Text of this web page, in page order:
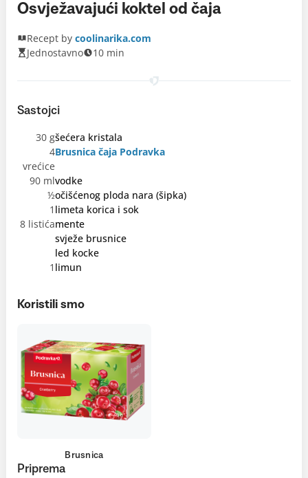
Osvježavajući koktel od čaja
Recept by coolinarika.com
Jednostavno
10 min
Sastojci
30 gšećera kristala
4
vrećice
Brusnica čaja Podravka
90 mlvodke
½očišćenog ploda nara (šipka)
1 limeta korica i sok
8 listićamente
svježe brusnice
led kocke
1 limun
Koristili smo
Brusnica
Priprema